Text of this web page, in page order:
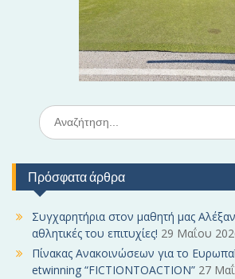
S
e
r
c
h
f
o
r
:
Πρόσφατα άρθρα
Συγχαρητήρια στον μαθητή μας
αθλητικές του επιτυχίες! 29 Μαΐου
Πίνακας Ανακοινώσεων για το
etwinning “FICTIONTOACTION” 27